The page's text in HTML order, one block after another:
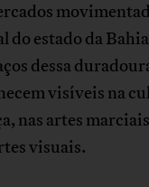
do estado da
dessa
visíveis na
nas artes
visuais.